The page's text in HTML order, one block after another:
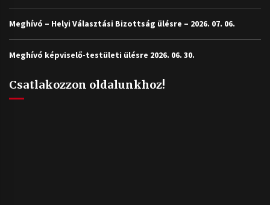
Meghívó – Helyi Választási Bizottság ülésre – 2026. 07. 06.
Meghívó képviselő-testületi ülésre 2026. 06. 30.
Csatlakozzon oldalunkhoz!